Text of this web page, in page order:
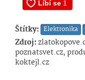
Štítky: Elektronika
Zdroj:
poznatsvet.cz,
koktejl.cz